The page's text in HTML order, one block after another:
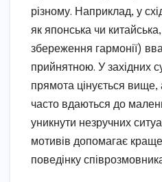
різному. Наприклад, у
як японська чи
збереження гармонії)
прийнятною. У західних
прямота цінується
часто вдаються до
уникнути незручних
мотивів допомагає
поведінку